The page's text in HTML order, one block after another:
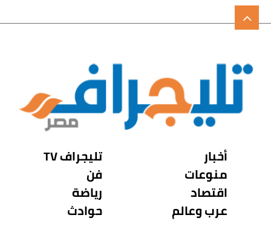
أخبار
منوعات
اقتصاد
عرب وعالم
تليجراف TV
فن
رياضة
حوادث